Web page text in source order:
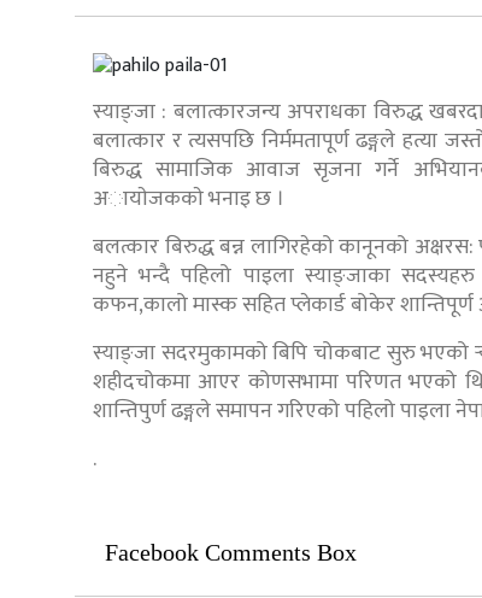
स्याङ्जा : बलात्कारजन्य अपराधका विरुद्ध
बलात्कार र त्यसपछि निर्ममतापूर्ण ढङ्गले हत्या
बिरुद्ध सामाजिक आवाज सृजना गर्ने
अायाेजककाे भनाइ छ ।
बलत्कार बिरुद्ध बन्न लागिरहेको कानूनको
नहुने भन्दै पहिलो पाइला स्याङ्जाका
कफन,कालो मास्क सहित प्लेकार्ड बोकेर
स्याङ्जा सदरमुकामको बिपि चोकबाट सुरु भएको
शहीदचोकमा आएर कोणसभामा परिणत भएको
शान्तिपुर्ण ढङ्गले समापन गरिएको पहिलो
.
Facebook Comments Box